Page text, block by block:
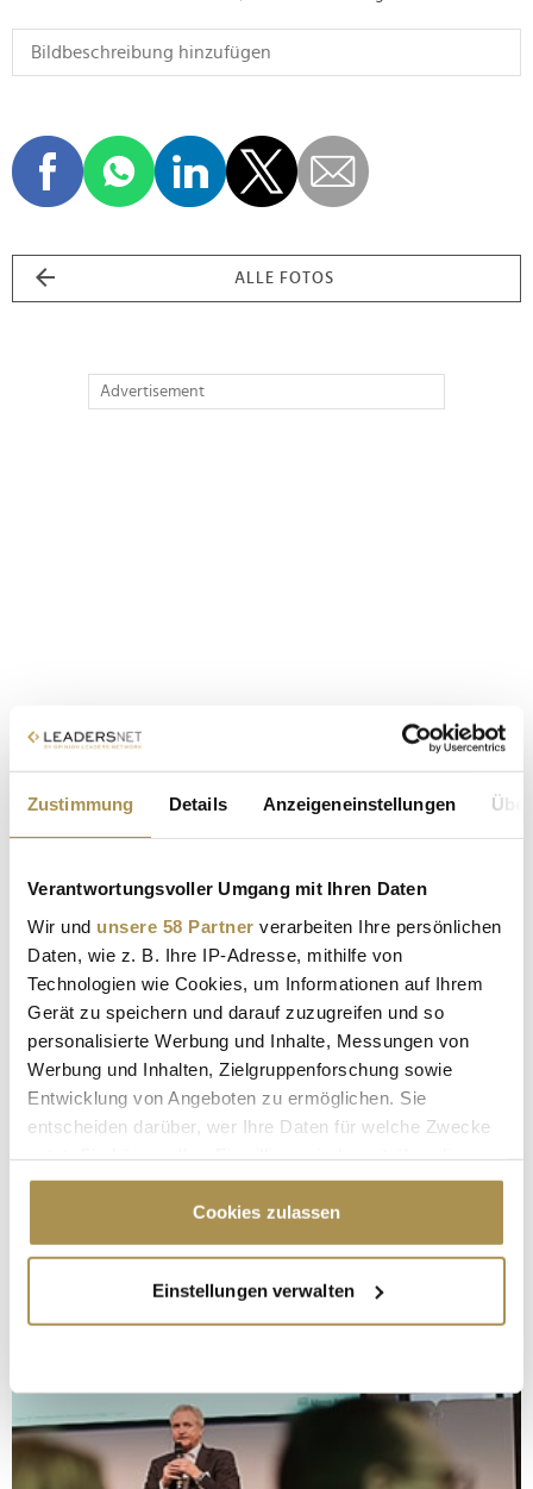
Zustimmung Details Anzeigeneinstellungen
Verantwortungsvoller Umgang mit Ihren Daten
Wir und unsere 58 Partner verarbeiten Ihre persönlichen
Daten, wie z. B. Ihre IP-Adresse, mithilfe von
Technologien wie Cookies, um Informationen auf Ihrem
Gerät zu speichern und darauf zuzugreifen und so
personalisierte Werbung und Inhalte, Messungen von
Werbung und Inhalten, Zielgruppenforschung sowie
Entwicklung von Angeboten zu ermöglichen. Sie
entscheiden darüber, wer Ihre Daten für welche Zwecke
Cookie-Erklärung oder durch Klicken auf das Privacy
Trigger Symbol ändern oder widerrufen
Informationen über Ihre geografische Lage
erfassen, welche bis auf einige Meter genau sein
bestimmten Merkmalen (Fingerprinting) identifizieren
Erfahren Sie mehr darüber, wie Ihre persönlichen Daten
verarbeitet werden, und legen Sie Ihre Präferenzen im
Cookies zulassen
Einstellungen verwalten
ALLE FOTOS
Advertisement